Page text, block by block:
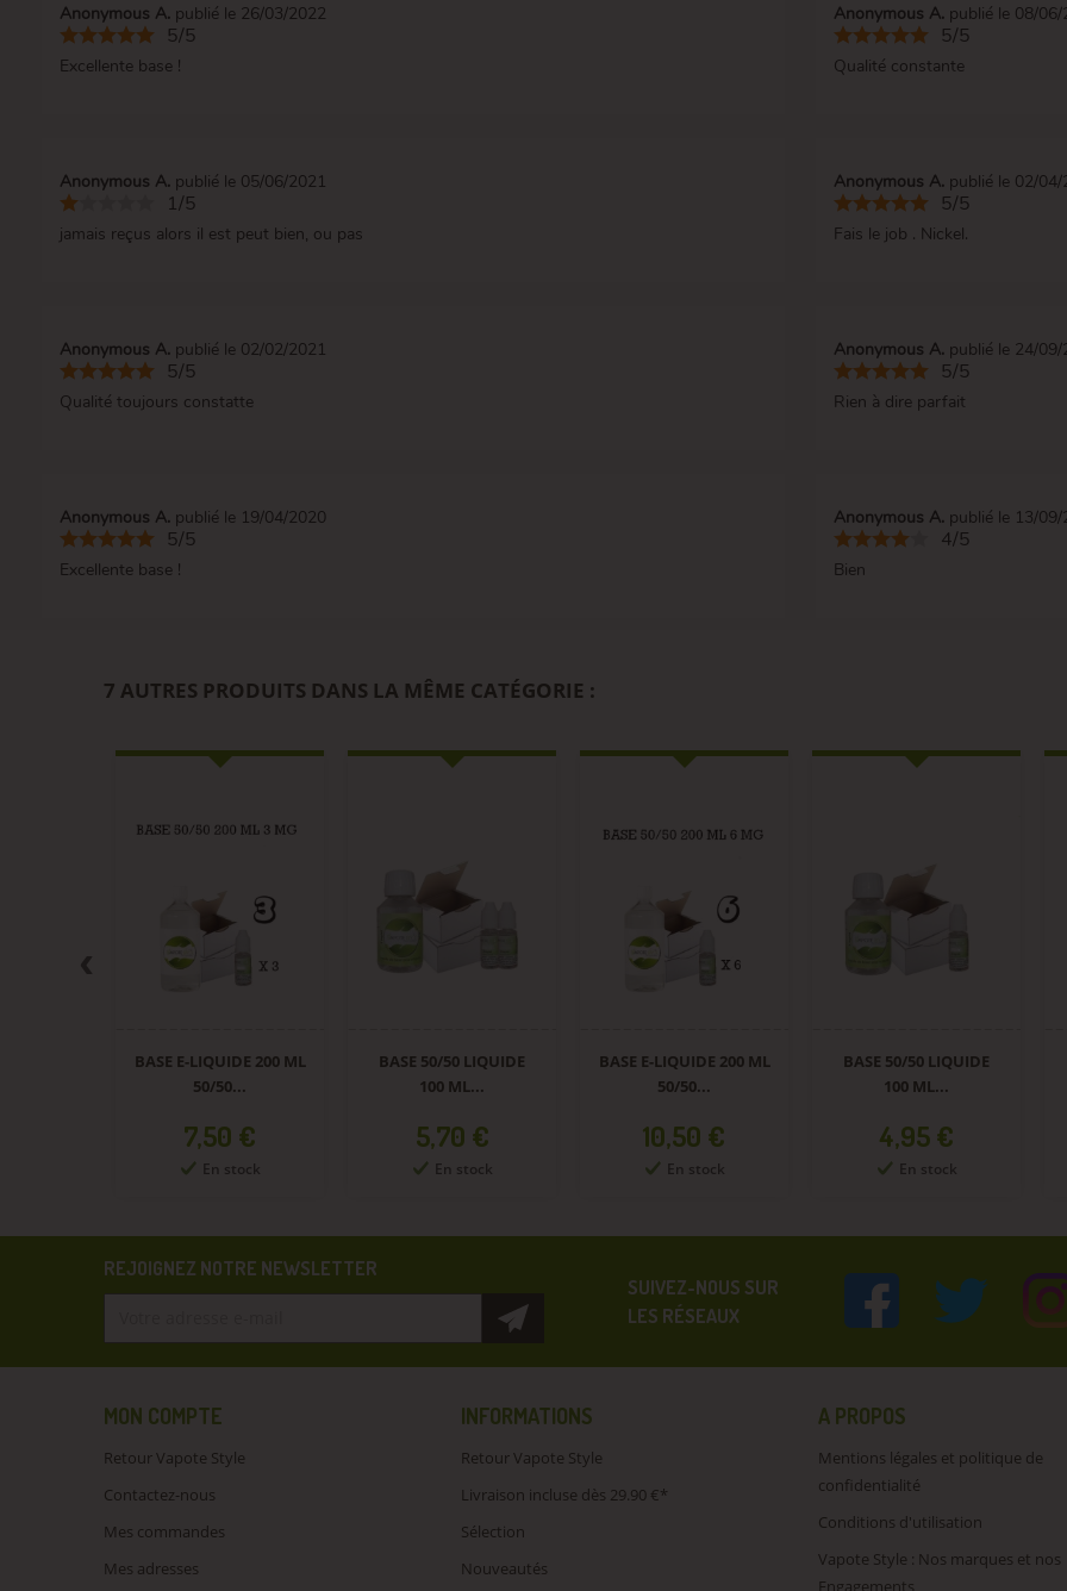
Anonymous A. publié le 26/03/2022
5/5
Excellente base !
Anonymous A. publié le 08/
5/5
Qualité constante
Anonymous A. publié le 05/06/2021
1/5
jamais reçus alors il est peut bien, ou pas
Anonymous A. publié le 02/
5/5
Fais le job . Nickel.
Anonymous A. publié le 02/02/2021
5/5
Qualité toujours constatte
Anonymous A. publié le 24/
5/5
Rien à dire parfait
Anonymous A. publié le 19/04/2020
5/5
Excellente base !
Anonymous A. publié le 13/
4/5
Bien
7 AUTRES PRODUITS DANS LA MÊME CATÉGORIE :
BASE E-LIQUIDE 200 ML
50/50...
Prix
7,50 €
En stock
BASE 50/50 LIQUIDE
100 ML...
Prix
5,70 €
En stock
BASE E-LIQUIDE 200 ML
50/50...
Prix
10,50 €
En stock
BASE 50/50 LIQUIDE
100 ML...
Prix
4,95 €
En stock
REJOIGNEZ NOTRE NEWSLETTER
SUIVEZ-NOUS SUR
LES RÉSEAUX
MON COMPTE
Retour Vapote Style
Contactez-nous
Mes commandes
Mes adresses
INFORMATIONS
Retour Vapote Style
Livraison incluse dès 29.90 €*
Sélection
Nouveautés
A PROPOS
Mentions légales et politique de
confidentialité
Conditions d'utilisation
Vapote Style : Nos marques et nos
Engagements